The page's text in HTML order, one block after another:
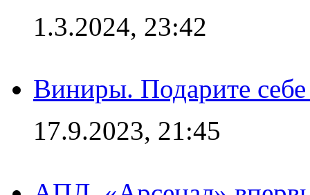
1.3.2024, 23:42
Виниры. Подарите
17.9.2023, 21:45